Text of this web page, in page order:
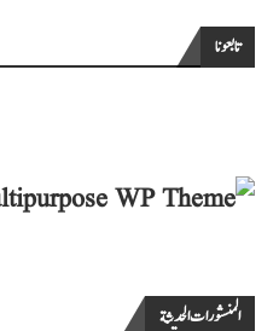
تابعونا
المنشورات الحديثة